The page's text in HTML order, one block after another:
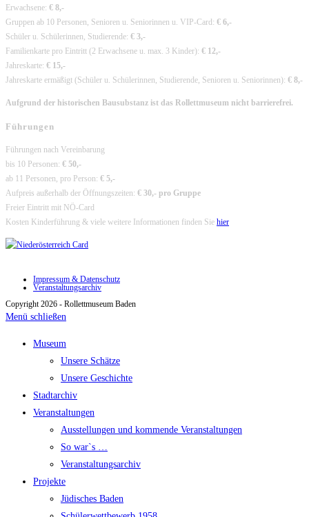
Erwachsene: € 8,-
Gruppen ab 10 Personen, Senioren u. Seniorinnen u. VIP-Card: € 6,-
Schüler u. Schülerinnen, Studierende: € 3,-
Familienkarte pro Eintritt (2 Erwachsene u. max. 3 Kinder): € 12,-
Jahreskarte: € 15,-
Jahreskarte ermäßigt (Schüler u. Schülerinnen, Studierende, Senioren u. Seniorinnen): € 8,-
Aufgrund der historischen Bausubstanz ist das Rollettmuseum nicht barrierefrei.
Führungen
Führungen nach Vereinbarung
bis 10 Personen: € 50,-
ab 11 Personen, pro Person: € 5,-
Aufpreis außerhalb der Öffnungszeiten: € 30,- pro Gruppe
Freier Eintritt mit NÖ-Card
Kosten Kinderführung & viele weitere Informationen finden Sie hier
Impressum & Datenschutz
Veranstaltungsarchiv
Copyright 2026 - Rollettmuseum Baden
Menü schließen
Museum
Unsere Schätze
Unsere Geschichte
Stadtarchiv
Veranstaltungen
Ausstellungen und kommende Veranstaltungen
So war`s …
Veranstaltungsarchiv
Projekte
Jüdisches Baden